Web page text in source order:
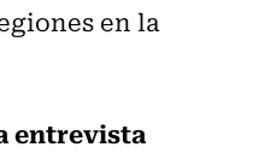
en la
entrevista